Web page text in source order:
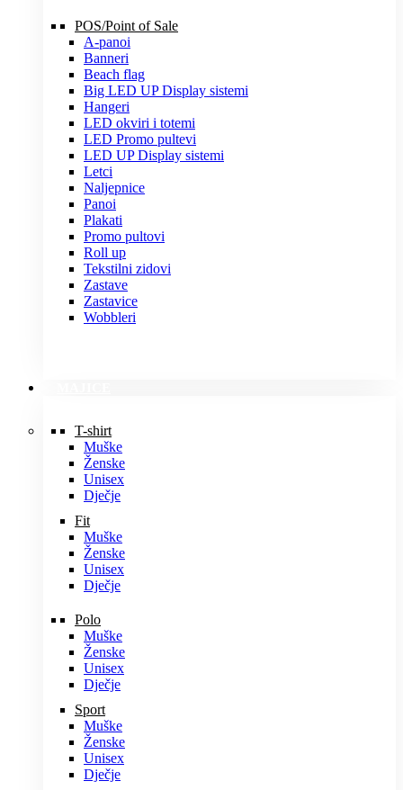
POS/Point of Sale
A-panoi
Banneri
Beach flag
Big LED UP Display sistemi
Hangeri
LED okviri i totemi
LED Promo pultevi
LED UP Display sistemi
Letci
Naljepnice
Panoi
Plakati
Promo pultovi
Roll up
Tekstilni zidovi
Zastave
Zastavice
Wobbleri
T-shirt
Muške
Ženske
Unisex
Dječje
Fit
Muške
Ženske
Unisex
Dječje
Polo
Muške
Ženske
Unisex
Dječje
Sport
Muške
Ženske
Unisex
Dječje